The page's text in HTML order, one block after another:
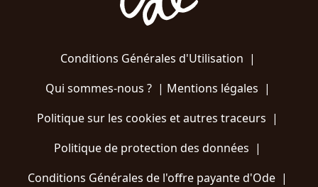
Conditions Générales d'Utilisation |
Qui sommes-nous ?| Mentions légales |
Politique sur les cookies et autres traceurs |
Politique de protection des données |
Conditions Générales de l'offre payante d'Ode |